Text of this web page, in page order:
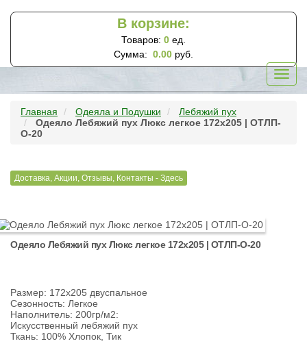
В корзине:
Товаров: 0 ед.
Сумма: 0.00 руб.
Главная Одеяла и Подушки
Лебяжий пух
Одеяло Лебяжий пух Люкс легкое 172х205 | ОТЛП-
О-20
Доставка, Акции, Отзывы, Контакты - Здесь
Одеяло Лебяжий пух Люкс легкое 172х205 | ОТЛП-О-20
Размер: 172х205 двуспальное
Сезонность: Легкое
Наполнитель: 200гр/м2:
Искусственный лебяжий пух
Ткань: 100% Хлопок, Тик